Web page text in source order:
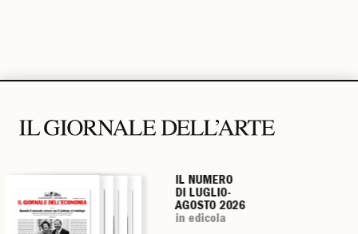
IL NUMERO
DI LUGLIO-
AGOSTO 2026
in edicola
IL NUMERO
DI LUGLIO-
AGOSTO 2026
in edicola
IL NUMERO
DI LUGLIO-
AGOSTO 2026
in edicola
IL NUMERO
DI LUGLIO-
AGOSTO 2026
in edicola